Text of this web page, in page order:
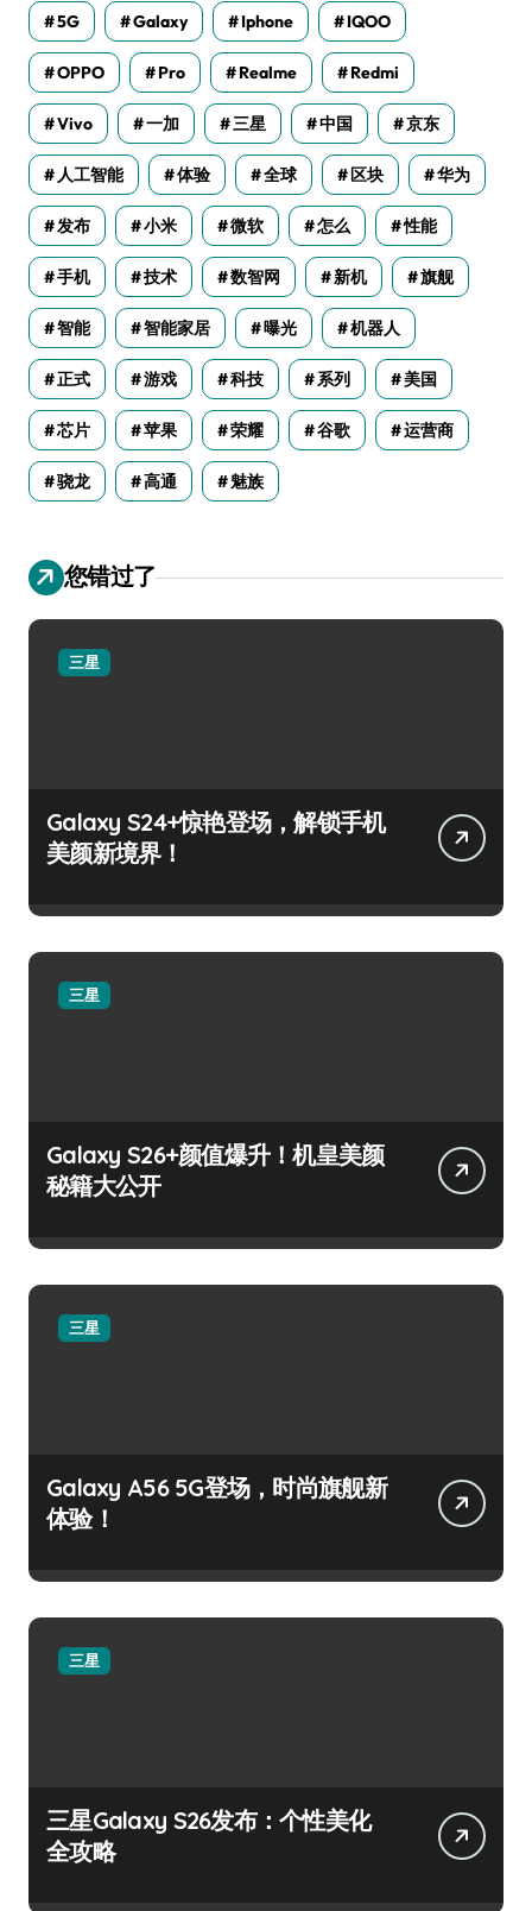
5G Galaxy Iphone IQOO
OPPO Pro Realme Redmi
Vivo 一加 三星 中国 京东
人工智能 体验 全球 区块 华为
发布 小米 微软 怎么 性能
手机 技术 数智网 新机 旗舰
智能 智能家居 曝光 机器人
正式 游戏 科技 系列 美国
芯片 苹果 荣耀 谷歌 运营商
骁龙 高通 魅族
您错过了
三星
Galaxy S24+惊艳登场，解锁手机
美颜新境界！
三星
Galaxy S26+颜值爆升！机皇美颜
秘籍大公开
三星
Galaxy A56 5G登场，时尚旗舰新
体验！
三星
三星Galaxy S26发布：个性美化
全攻略